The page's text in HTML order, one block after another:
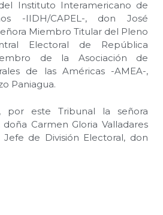
Instituto Interamericano de
-IIDH/CAPEL-, don José
Miembro Titular del Pleno
Electoral de República
de la Asociación de
de las Américas -AMEA-,
Paniagua.
por este Tribunal la señora
Carmen Gloria Valladares
de División Electoral, don